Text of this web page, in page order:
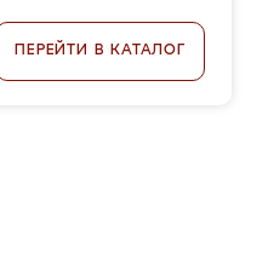
ПЕРЕЙТИ В КАТАЛОГ